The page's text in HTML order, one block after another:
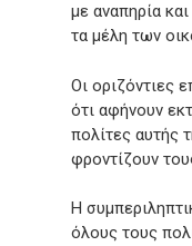
με αναπηρία
τα μέλη των
Οι οριζόντιες
ότι αφήνουν
πολίτες αυτής
φροντίζουν
Η
όλους τους